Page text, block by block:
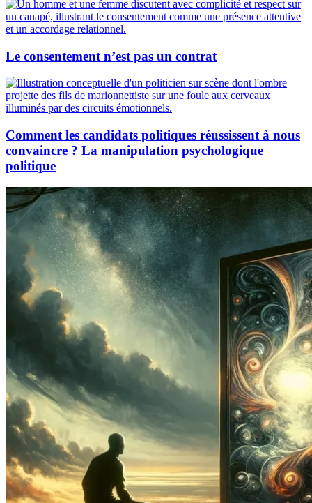
Le consentement n’est pas un contrat
Comment les candidats politiques réussissent à nous
convaincre ? La manipulation psychologique
politique